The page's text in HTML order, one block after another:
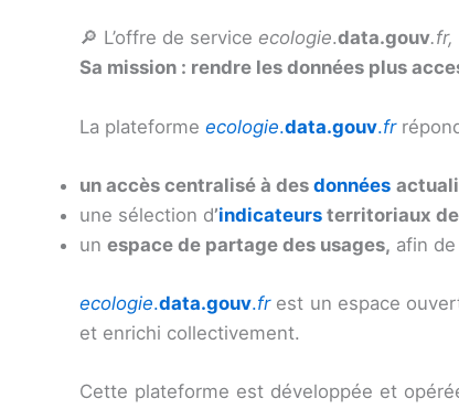
🔎 L’offre de service ecologie.data.gouv.fr,
Sa mission : rendre les données plus
La plateforme ecologie.data.gouv.fr
un accès centralisé à des données
une sélection d’indicateurs territoriaux
un espace de partage des usages, afin
ecologie.data.gouv.frest un espace
et enrichi collectivement.
Cette plateforme est développée et